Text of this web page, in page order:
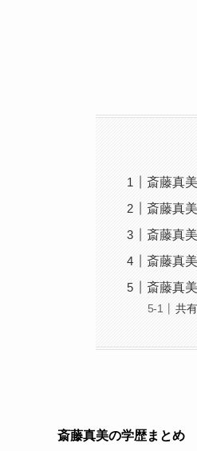
斎藤真
斎藤真
斎藤真
斎藤真
斎藤真
共
斎藤真美の学歴まとめ